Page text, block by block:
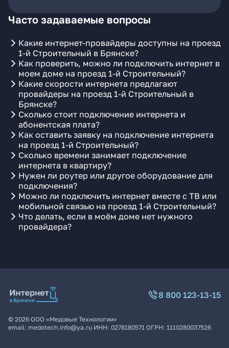
Часто задаваемые вопросы
Какие интернет-провайдеры доступны на проезд
1-й Строительный в Брянске?
Как проверить, можно ли подключить интернет в
моем доме на проезд 1-й Строительный?
Какие скорости интернета предлагают
провайдеры на проезд 1-й Строительный в
Брянске?
Сколько стоит подключение интернета и
абонентская плата?
Как оставить заявку на подключение интернета
на проезд 1-й Строительный?
Сколько времени занимает подключение
интернета в квартиру?
Нужен ли роутер или другое оборудование для
подключения?
Можно ли подключить интернет вместе с ТВ или
мобильной связью на проезд 1-й Строительный?
Что делать, если в моём доме нет нужного
провайдера?
8 800 123-13-15
© 2026 ООО «Медовые Технологии»
email: medotech.info@ya.ru ИНН: 0278180571 ОГРН: 1110280037526